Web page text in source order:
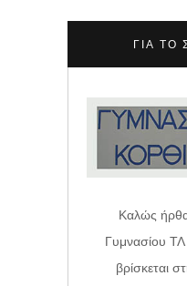
ΓΙΑ ΤΟ
Καλώς
Γυμνασίου ΤΛ
βρίσκεται